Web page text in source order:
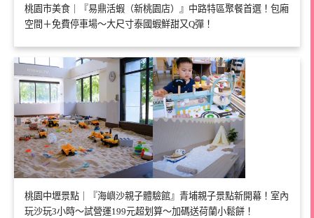
桃園市美食｜『易鼎活蝦（新桃園店）』中路特區聚餐首選！包廂
空間＋免費停車場～大尺寸泰國蝦鮮甜又Q彈！
桃園中壢景點｜『海嶼沙親子體驗館』青埔親子景點新開幕！室內
玩沙玩3小時～試營運199元超划算～加碼送荷蘭小鬆餅！